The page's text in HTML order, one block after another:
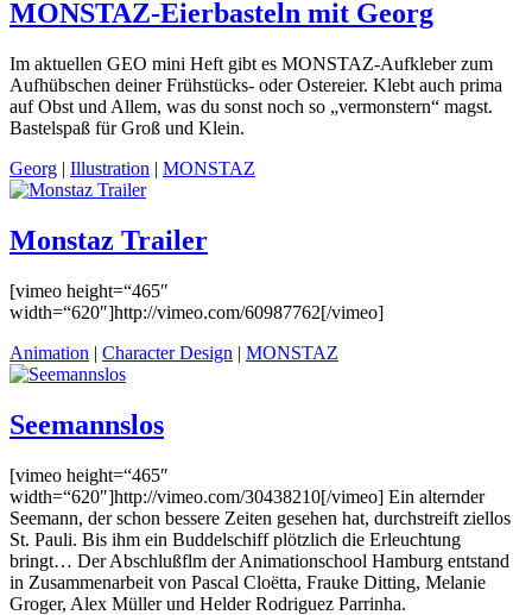
MONSTAZ-Eierbasteln mit Georg
Im aktuellen GEO mini Heft gibt es MONSTAZ-Aufkleber zum
Aufhübschen deiner Frühstücks- oder Ostereier. Klebt auch prima
auf Obst und Allem, was du sonst noch so „vermonstern“ magst.
Bastelspaß für Groß und Klein.
Georg | Illustration | MONSTAZ
Monstaz Trailer
[vimeo height=“465″
width=“620″]http://vimeo.com/60987762[/vimeo]
Animation | Character Design | MONSTAZ
Seemannslos
[vimeo height=“465″
width=“620″]http://vimeo.com/30438210[/vimeo] Ein alternder
Seemann, der schon bessere Zeiten gesehen hat, durchstreift ziellos
St. Pauli. Bis ihm ein Buddelschiff plötzlich die Erleuchtung
bringt… Der Abschlußflm der Animationschool Hamburg entstand
in Zusammenarbeit von Pascal Cloëtta, Frauke Ditting, Melanie
Groger, Alex Müller und Helder Rodriguez Parrinha.